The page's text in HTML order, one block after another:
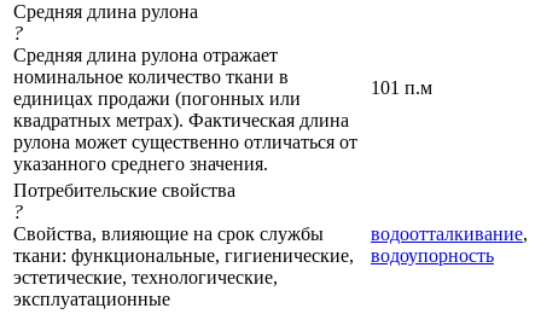
Средняя длина рулона
?
Средняя длина рулона отражает
номинальное количество ткани в
единицах продажи (погонных или
квадратных метрах). Фактическая длина
рулона может существенно отличаться от
указанного среднего значения.
101 п.м
Потребительские свойства
?
Свойства, влияющие на срок службы
ткани: функциональные, гигиенические,
эстетические, технологические,
эксплуатационные
водоотталкивание,
водоупорность